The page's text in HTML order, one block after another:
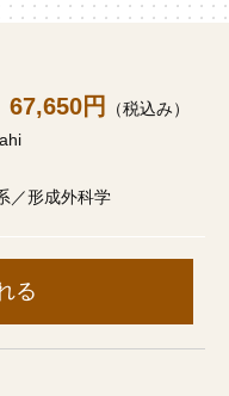
67,650円
（税込み）
／形成外科学
る